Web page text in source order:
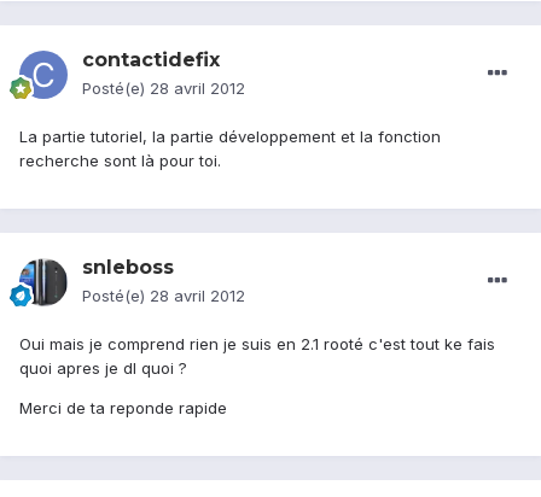
contactidefix
Posté(e) 28 avril 2012
La partie tutoriel, la partie développement et la fonction
recherche sont là pour toi.
snleboss
Posté(e) 28 avril 2012
Oui mais je comprend rien je suis en 2.1 rooté c'est tout ke fais
quoi apres je dl quoi ?
Merci de ta reponde rapide